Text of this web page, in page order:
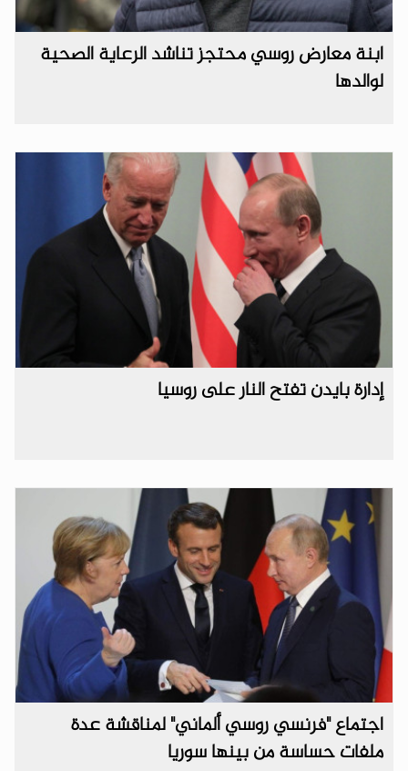
ابنة معارض روسي محتجز تناشد الرعاية الصحية
لوالدها
إدارة بايدن تفتح النار على روسيا
اجتماع "فرنسي روسي ألماني" لمناقشة عدة
ملفات حساسة من بينها سوريا